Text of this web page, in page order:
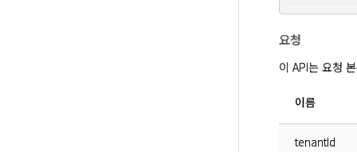
요청
이 API는 요청
이름
tenantId